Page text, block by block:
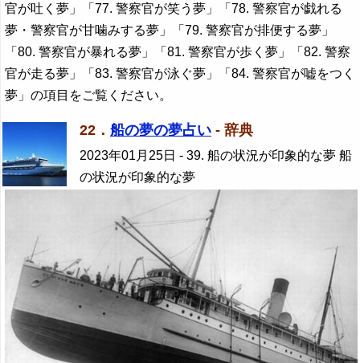
官が吐く夢」「77. 警察官が笑う夢」「78. 警察官が戯れる
夢・警察官が甘噛みする夢」「79. 警察官が排便する夢」
「80. 警察官が暴れる夢」「81. 警察官が歩く夢」「82. 警察
官が走る夢」「83. 警察官が泳ぐ夢」「84. 警察官が嘘をつく
夢」の項目をご覧ください。
22． 船の夢の夢占い - 辞典
2023年01月25日 - 39. 船の状況が印象的な夢 船
の状況が印象的な夢